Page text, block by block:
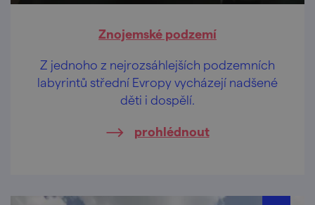
Znojemské podzemí
Z jednoho z nejrozsáhlejších podzemních
labyrintů střední Evropy vycházejí nadšené
děti i dospělí.
prohlédnout